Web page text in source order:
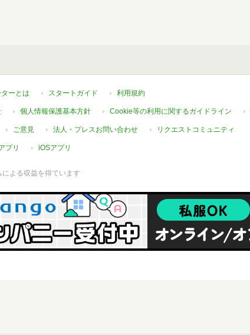
ーとは スタートガイド 利用規約
個人情報保護基本方針 Cookie等の利用に関するガイドライン
ご意見 法人・プレスお問い合わせ リクエストコミュニティ
プリ iOSアプリ
よる収益を得ています